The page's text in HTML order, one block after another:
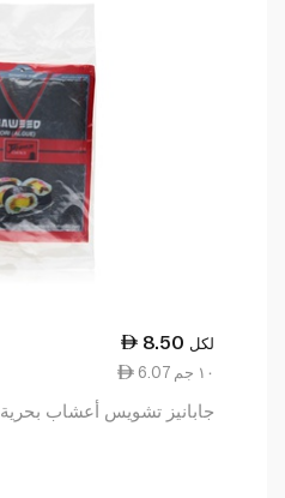
8.50 لكل
6.07 ١٠ جم
جابانيز تشويس أعشاب بحرية 14 غرام